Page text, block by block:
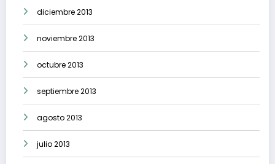
diciembre 2013
noviembre 2013
octubre 2013
septiembre 2013
agosto 2013
julio 2013